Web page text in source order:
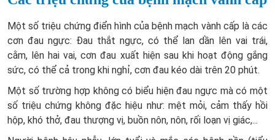
Một số triệu chứng điển hình của bệnh mạch vành cấp là các
cơn đau ngực: Đau thắt ngực, có thể lan dần lên vai trái,
cằm, lên hai vai, cơn đau xuất hiện sau khi hoạt động gắng
sức, có thể cả trong khi nghỉ, cơn đau kéo dài trên 20 phút.
Một số trường hợp không có biểu hiện đau ngực mà có một
số triệu chứng không đặc hiệu như: mệt mỏi, cảm thấy hồi
hộp, khó thở, đau thượng vị, buồn nôn, nôn, rối loạn vị giác,...